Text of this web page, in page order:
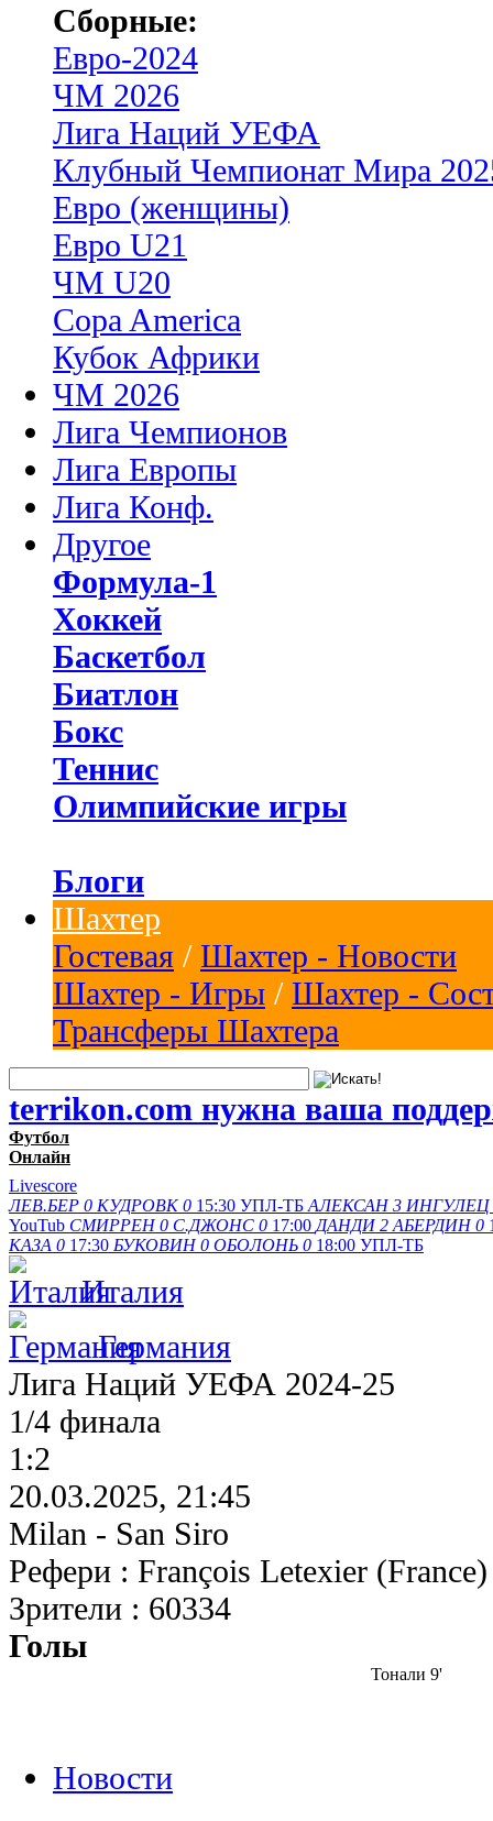
Сборные:
Евро-2024
ЧМ 2026
Лига Наций УЕФА
Клубный Чемпионат Мира
Евро (женщины)
Евро U21
ЧМ U20
Copa America
Кубок Африки
ЧМ 2026
Лига Чемпионов
Лига Европы
Лига Конф.
Другое
Формула-1
Хоккей
Баскетбол
Биатлон
Бокс
Теннис
Олимпийские игры
Блоги
Шахтер
Гостевая / Шахтер - Новости
Шахтер - Игры / Шахтер -
Трансферы Шахтера
terrikon.com нужна ваша
Футбол
Онлайн
Livescore
ЛЕВ.БЕР 0 КУДРОВК 0 15:30 УПЛ-ТБ АЛЕКСАН 3 ИНГУЛЕЦ
YouTub СМИРРЕН 0 С.ДЖОНС 0 17:00 ДАНДИ 2 АБЕРДИН 0
КАЗА 0 17:30 БУКОВИН 0 ОБОЛОНЬ 0 18:00 УПЛ-ТБ
Италия
Германия
Лига Наций УЕФА 2024-25
1/4 финала
1:2
20.03.2025, 21:45
Milan - San Siro
Рефери : François Letexier (France)
Зрители : 60334
Голы
Тонали 9'
Новости